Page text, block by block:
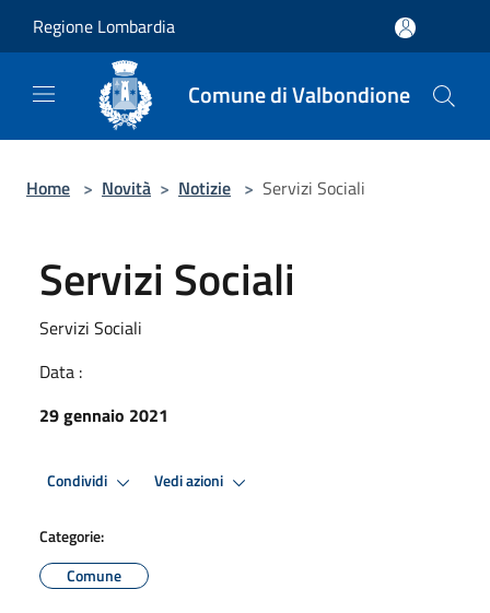
Regione Lombardia
Comune di Valbondione
Home > Novità > Notizie > Servizi Sociali
Servizi Sociali
Servizi Sociali
Data :
29 gennaio 2021
Condividi Vedi azioni
Categorie:
Comune